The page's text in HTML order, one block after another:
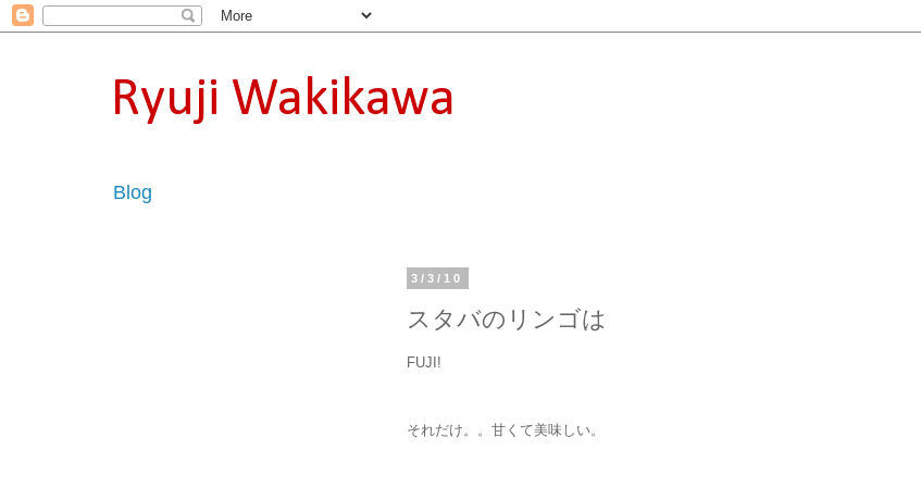
Ryuji Wakikawa
Blog
3/3/10
スタバのリンゴは
FUJI!
それだけ。。甘くて美味しい。